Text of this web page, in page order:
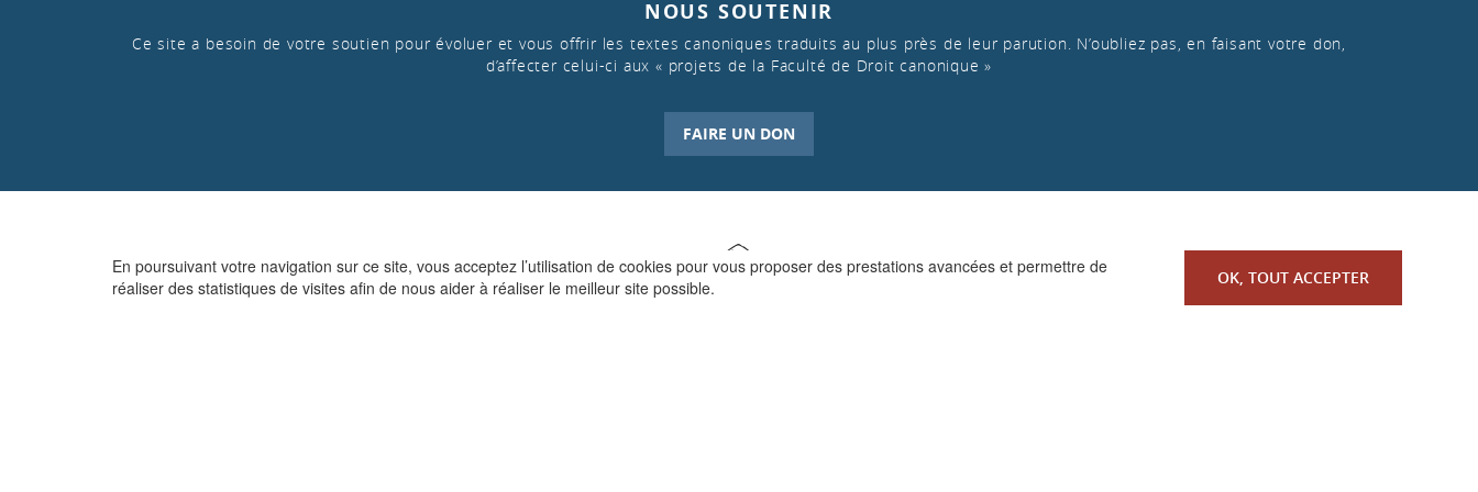
En poursuivant votre navigation sur ce site, vous acceptez l’utilisation de cookies pour vous proposer des prestations avancées et permettre de
réaliser des statistiques de visites afin de nous aider à réaliser le meilleur site possible.
OK, TOUT ACCEPTER
NOUS SOUTENIR
Ce site a besoin de votre soutien pour évoluer et vous offrir les textes canoniques traduits au plus près de leur parution. N’oubliez pas, en faisant votre don,
d’affecter celui-ci aux « projets de la Faculté de Droit canonique »
FAIRE UN DON